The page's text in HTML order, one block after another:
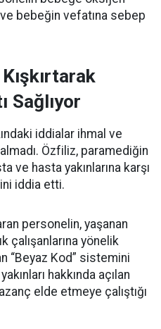
bebeğin vefatına sebep
Kışkırtarak
Sağlıyor
iddialar ihmal ve
Özfiliz, paramediğin
ve hasta yakınlarına karşı
iddia etti.
personelin, yaşanan
çalışanlarına yönelik
“Beyaz Kod” sistemini
hakkında açılan
elde etmeye çalıştığı